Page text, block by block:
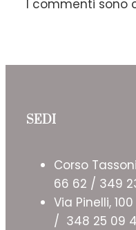
I commenti sono
SEDI
Corso
66 62 / 349
Via Pinelli,
/ 348 25 09